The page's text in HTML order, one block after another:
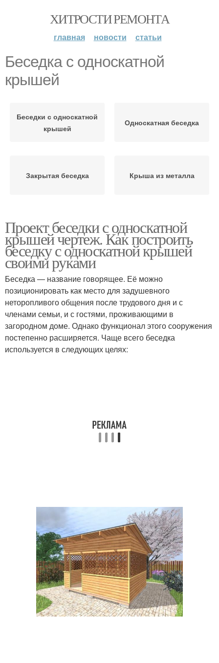
ХИТРОСТИ РЕМОНТА
главная новости статьи
Беседка с односкатной
крышей
Беседки с односкатной
крышей
Односкатная беседка
Закрытая беседка Крыша из металла
Проект беседки с односкатной
крышей чертеж. Как построить
беседку с односкатной крышей
своими руками
Беседка — название говорящее. Её можно
позиционировать как место для задушевного
неторопливого общения после трудового дня и с
членами семьи, и с гостями, проживающими в
загородном доме. Однако функционал этого сооружения
постепенно расширяется. Чаще всего беседка
используется в следующих целях: